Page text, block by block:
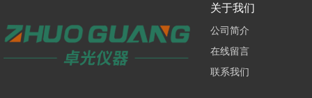
关于我们
公司简介
在线留言
联系我们